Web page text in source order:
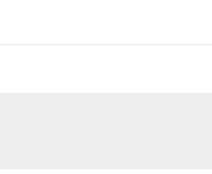
com uma linda vista da